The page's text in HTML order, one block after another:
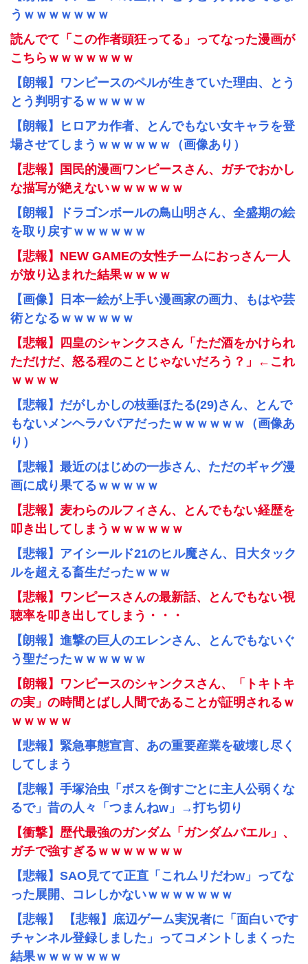
うｗｗｗｗｗｗｗ
読んでて「この作者頭狂ってる」ってなった漫画が
こちらｗｗｗｗｗｗｗ
【朗報】ワンピースのペルが生きていた理由、とう
とう判明するｗｗｗｗｗ
【朗報】ヒロアカ作者、とんでもない女キャラを登
場させてしまうｗｗｗｗｗｗ（画像あり）
【悲報】国民的漫画ワンピースさん、ガチでおかし
な描写が絶えないｗｗｗｗｗｗ
【朗報】ドラゴンボールの鳥山明さん、全盛期の絵
を取り戻すｗｗｗｗｗｗ
【悲報】NEW GAMEの女性チームにおっさん一人
が放り込まれた結果ｗｗｗｗ
【画像】日本一絵が上手い漫画家の画力、もはや芸
術となるｗｗｗｗｗｗ
【悲報】四皇のシャンクスさん「ただ酒をかけられ
ただけだ、怒る程のことじゃないだろう？」←これ
ｗｗｗｗ
【悲報】だがしかしの枝垂ほたる(29)さん、とんで
もないメンヘラババアだったｗｗｗｗｗｗ（画像あ
り）
【悲報】最近のはじめの一歩さん、ただのギャグ漫
画に成り果てるｗｗｗｗｗ
【悲報】麦わらのルフィさん、とんでもない経歴を
叩き出してしまうｗｗｗｗｗｗ
【悲報】アイシールド21のヒル魔さん、日大タック
ルを超える畜生だったｗｗｗ
【悲報】ワンピースさんの最新話、とんでもない視
聴率を叩き出してしまう・・・
【朗報】進撃の巨人のエレンさん、とんでもないぐ
う聖だったｗｗｗｗｗｗ
【朗報】ワンピースのシャンクスさん、「トキトキ
の実」の時間とばし人間であることが証明されるｗ
ｗｗｗｗｗ
【悲報】緊急事態宣言、あの重要産業を破壊し尽く
してしまう
【悲報】手塚治虫「ボスを倒すごとに主人公弱くな
るで」昔の人々「つまんねw」→打ち切り
【衝撃】歴代最強のガンダム「ガンダムバエル」、
ガチで強すぎるｗｗｗｗｗｗｗ
【悲報】SAO見てて正直「これムリだわw」ってな
った展開、コレしかないｗｗｗｗｗｗｗ
【悲報】 【悲報】底辺ゲーム実況者に「面白いです
チャンネル登録しました」ってコメントしまくった
結果ｗｗｗｗｗｗｗ